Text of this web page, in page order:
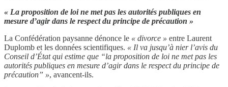
« La proposition de loi ne met pas les autorités publiques en
mesure d’agir dans le respect du principe de précaution »
La Confédération paysanne dénonce le « divorce » entre Laurent
Duplomb et les données scientifiques. « Il va jusqu’à nier l’avis du
Conseil d’État qui estime que “la proposition de loi ne met pas les
autorités publiques en mesure d’agir dans le respect du principe de
précaution” », avancent-ils.